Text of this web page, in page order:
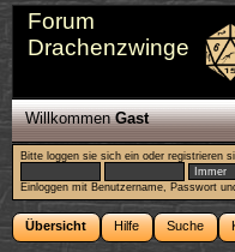
Forum
Drachenzwinge
WillkommenGast
Bitte loggen sie sich ein oderregistrieren
Einloggen mit Benutzername, Passwort
Übersicht Hilfe Suche